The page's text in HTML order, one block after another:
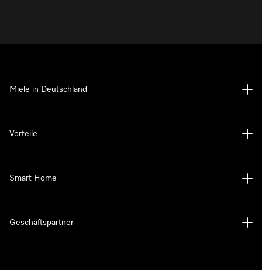
Miele in Deutschland
Vorteile
Smart Home
Geschäftspartner